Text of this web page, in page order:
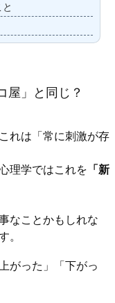
」と同じ？
れは「常に刺激が存
理学ではこれを 「新
なことかもしれな
。
がった」「下がっ